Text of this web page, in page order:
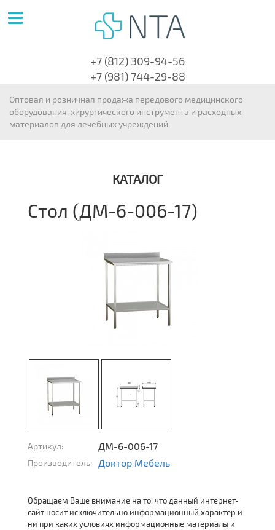
+7 (812) 309-94-56
+7 (981) 744-29-88
Оптовая и розничная продажа передового медицинского
оборудования, хирургического инструмента и расходных
материалов для лечебных учреждений.
КАТАЛОГ
Стол (ДМ-6-006-17)
Артикул: ДМ-6-006-17
Производитель: Доктор Мебель
Обращаем Ваше внимание на то, что данный интернет-
сайт носит исключительно информационный характер и
ни при каких условиях информационные материалы и